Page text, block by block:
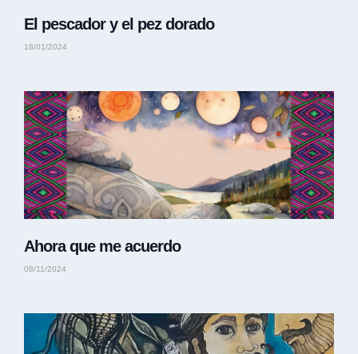
El pescador y el pez dorado
18/01/2024
Ahora que me acuerdo
08/11/2024